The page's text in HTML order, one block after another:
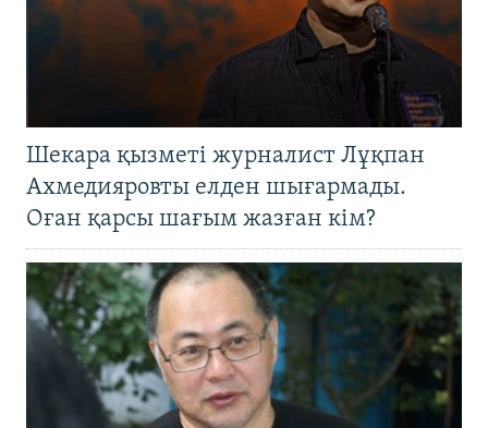
Шекара қызметі журналист Лұқпан
Ахмедияровты елден шығармады.
Оған қарсы шағым жазған кім?